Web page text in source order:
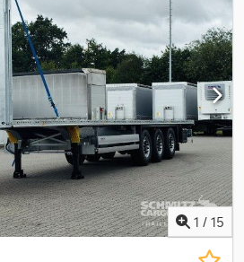
a nyerges kapcsolón/szemos
2 központi kenőrendszer – egy elöl, egy
kamera • Jó munkavilágítás • Két
Chsdpfx Ajzqpkkocisa •
P3H nyerges félpótkocsi 2023-as
nem terhelték 3.900 kg-nál nagyobb
állapotban az alváz hossza 21,15 m az
megállapodás szerint lehetséges.
Z18 = További információk = További
Norway-hoz.
1 / 15